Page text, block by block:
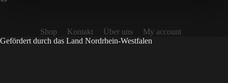
Shop Kontakt Über uns
My account
Gefördert durch das Land Nordrhein-Westfalen